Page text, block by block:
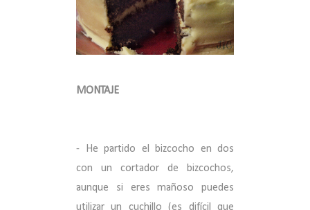
MONTAJE
- He partido el bizcocho en dos
con un cortador de bizcochos,
aunque si eres mañoso puedes
utilizar un cuchillo (es difícil que